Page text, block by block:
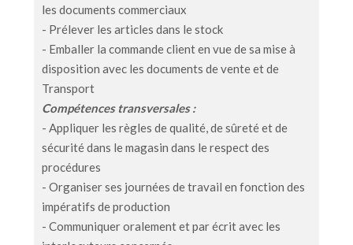
les documents commerciaux
- Prélever les articles dans le stock
- Emballer la commande client en vue de sa mise à
disposition avec les documents de vente et de
Transport
Compétences transversales :
- Appliquer les règles de qualité, de sûreté et de
sécurité dans le magasin dans le respect des
procédures
- Organiser ses journées de travail en fonction des
impératifs de production
- Communiquer oralement et par écrit avec les